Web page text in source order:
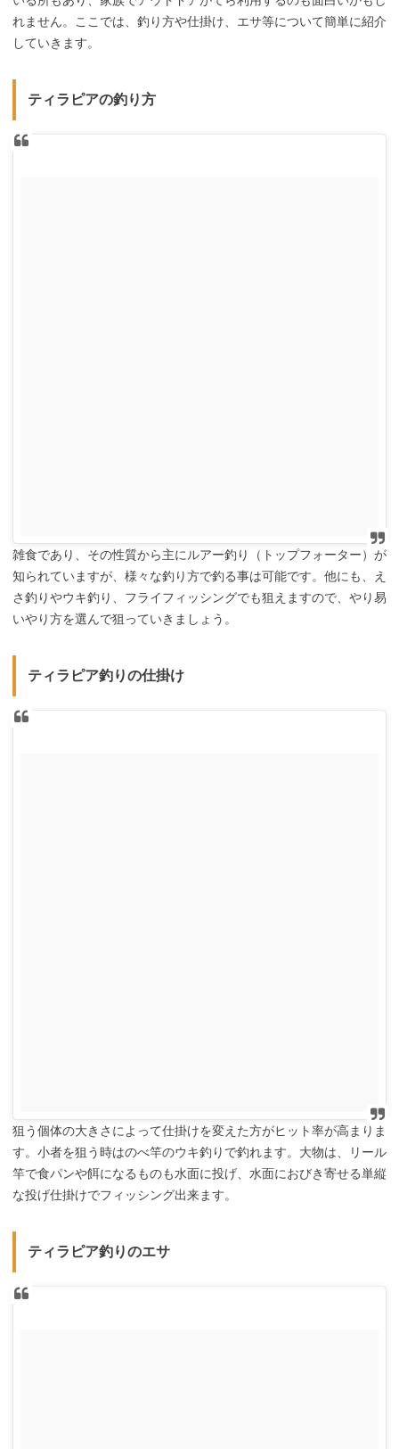
れません。ここでは、釣り方や仕掛け、エサ等について簡単に紹介
していきます。
ティラピアの釣り方
雑食であり、その性質から主にルアー釣り（トップフォーター）が
知られていますが、様々な釣り方で釣る事は可能です。他にも、え
さ釣りやウキ釣り、フライフィッシングでも狙えますので、やり易
いやり方を選んで狙っていきましょう。
ティラピア釣りの仕掛け
狙う個体の大きさによって仕掛けを変えた方がヒット率が高まりま
す。小者を狙う時はのべ竿のウキ釣りで釣れます。大物は、リール
竿で食パンや餌になるものも水面に投げ、水面におびき寄せる単縦
な投げ仕掛けでフィッシング出来ます。
ティラピア釣りのエサ